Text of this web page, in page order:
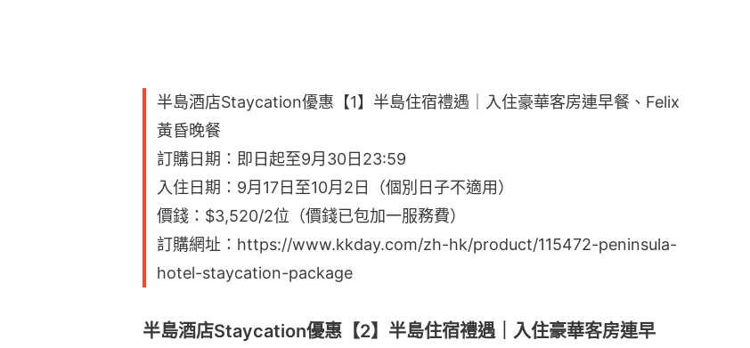
半島酒店Staycation優惠【1】半島住宿禮遇｜入住豪華客房連早餐、Felix
黃昏晚餐
訂購日期：即日起至9月30日23:59
入住日期：9月17日至10月2日（個別日子不適用）
價錢：$3,520/2位（價錢已包加一服務費）
訂購網址：https://www.kkday.com/zh-hk/product/115472-peninsula-
hotel-staycation-package
半島酒店Staycation優惠【2】半島住宿禮遇｜入住豪華客房連早